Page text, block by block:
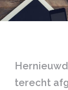
terecht